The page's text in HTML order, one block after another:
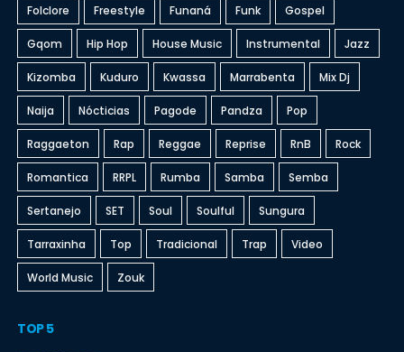
Folclore Freestyle Funaná Funk Gospel
Gqom Hip Hop House Music Instrumental Jazz
Kizomba Kuduro Kwassa Marrabenta Mix Dj
Naija Nócticias Pagode Pandza Pop
Raggaeton Rap Reggae Reprise RnB Rock
Romantica RRPL Rumba Samba Semba
Sertanejo SET Soul Soulful Sungura
Tarraxinha Top Tradicional Trap Video
World Music Zouk
TOP 5